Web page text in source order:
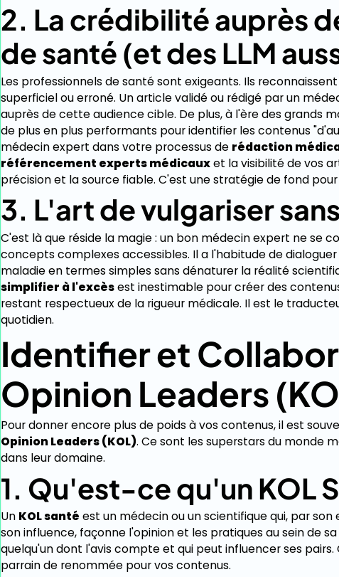
2. La crédibilité auprès
de santé (et des LLM
Les professionnels de santé sont exigeants. Ils
superficiel ou erroné. Un article validé ou rédigé par un
auprès de cette audience cible. De plus, à l'ère des grands
de plus en plus performants pour identifier les contenus
médecin expert dans votre processus de rédaction
référencement experts médicauxet la visibilité de vos
précision et la source fiable. C'est une stratégie de fond pour
3. L'art de vulgariser
C'est là que réside la magie : un bon médecin expert ne se
concepts complexes accessibles. Il a l'habitude de
maladie en termes simples sans dénaturer la réalité
simplifier à l'excèsest inestimable pour créer des
restant respectueux de la rigueur médicale. Il est le
quotidien.
Identifier et
Opinion Leaders
Pour donner encore plus de poids à vos contenus, il est
Opinion Leaders (KOL). Ce sont les superstars du monde
dans leur domaine.
1. Qu'est-ce qu'un KOL
Un KOL santé est un médecin ou un scientifique qui, par
son influence, façonne l'opinion et les pratiques au sein de
quelqu'un dont l'avis compte et qui peut influencer ses
parrain de renommée pour vos contenus.